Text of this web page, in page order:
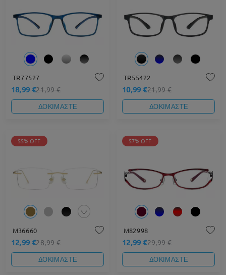
TR77527
18,99 €21,99 €
ΔΟΚΙΜΑΣΤΕ
TR55422
10,99 €21,99 €
ΔΟΚΙΜΑΣΤΕ
55% OFF
M36660
12,99 €28,99 €
ΔΟΚΙΜΑΣΤΕ
57% OFF
M82998
12,99 €29,99 €
ΔΟΚΙΜΑΣΤΕ